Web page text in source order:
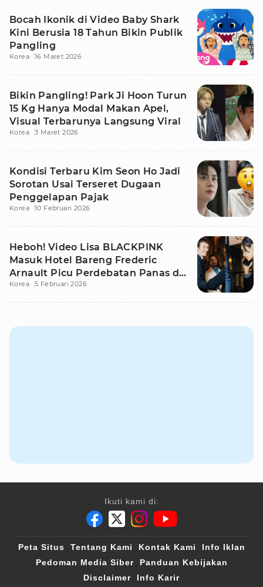
Bocah Ikonik di Video Baby Shark
Kini Berusia 18 Tahun Bikin Publik
Pangling
Korea 16 Maret 2026
Bikin Pangling! Park Ji Hoon Turun
15 Kg Hanya Modal Makan Apel,
Visual Terbarunya Langsung Viral
Korea 3 Maret 2026
Kondisi Terbaru Kim Seon Ho Jadi
Sorotan Usai Terseret Dugaan
Penggelapan Pajak
Korea 10 Februari 2026
Heboh! Video Lisa BLACKPINK
Masuk Hotel Bareng Frederic
Arnault Picu Perdebatan Panas di
Medsos
Korea 5 Februari 2026
Ikuti kami di:
Peta Situs Tentang Kami Kontak Kami
Info Iklan
Pedoman Media Siber
Panduan Kebijakan
Disclaimer
Info Karir